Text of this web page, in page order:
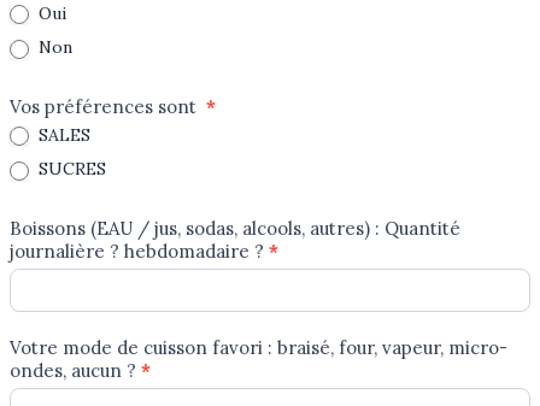
Oui
Non
Vos préférences sont *
SALES
SUCRES
Boissons (EAU / jus, sodas, alcools, autres) : Quantité
journalière ? hebdomadaire ? *
Votre mode de cuisson favori : braisé, four, vapeur, micro-
ondes, aucun ? *